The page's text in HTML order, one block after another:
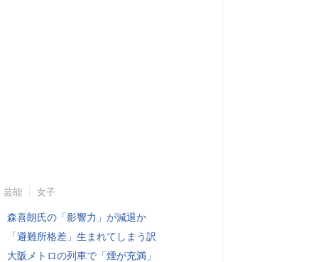
芸能 女子
森喜朗氏の「影響力」が減退か
「避難所格差」生まれてしまう訳
大阪メトロの列車で「煙が充満」